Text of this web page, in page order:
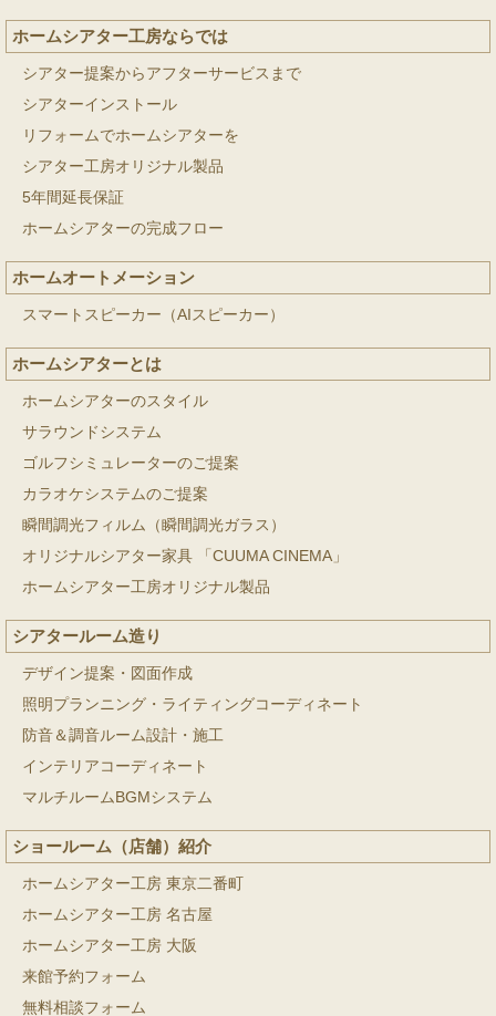
ホームシアター工房ならでは
シアター提案からアフターサービスまで
シアターインストール
リフォームでホームシアターを
シアター工房オリジナル製品
5年間延長保証
ホームシアターの完成フロー
ホームオートメーション
スマートスピーカー（AIスピーカー）
ホームシアターとは
ホームシアターのスタイル
サラウンドシステム
ゴルフシミュレーターのご提案
カラオケシステムのご提案
瞬間調光フィルム（瞬間調光ガラス）
オリジナルシアター家具 「CUUMA CINEMA」
ホームシアター工房オリジナル製品
シアタールーム造り
デザイン提案・図面作成
照明プランニング・ライティングコーディネート
防音＆調音ルーム設計・施工
インテリアコーディネート
マルチルームBGMシステム
ショールーム（店舗）紹介
ホームシアター工房 東京二番町
ホームシアター工房 名古屋
ホームシアター工房 大阪
来館予約フォーム
無料相談フォーム